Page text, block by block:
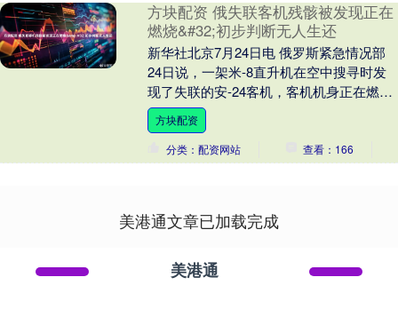
方块配资 俄失联客机残骸被发现正在
燃烧&#32;初步判断无人生还
新华社北京7月24日电 俄罗斯紧急情况部
24日说，一架米-8直升机在空中搜寻时发
现了失联的安-24客机，客机机身正在燃
烧，救援人员已紧急赶往现场。据今日俄
罗斯通....
方块配资
分类：配资网站
查看：166
美港通文章已加载完成
美港通